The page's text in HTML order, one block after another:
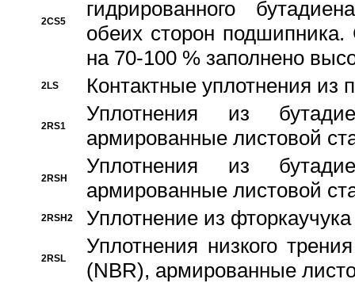
2CS5
гидрированного
обеих сторон
на 70-100 % заполнено
2LS Контактные уплотнения из
2RS1
Уплотнения из
армированные листовой
2RSH
Уплотнения из
армированные листовой
2RSH2 Уплотнение из
2RSL
Уплотнения низкого
(NBR), армированные